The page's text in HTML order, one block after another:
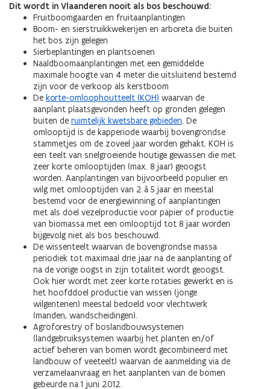
Dit wordt in Vlaanderen nooit als bos beschouwd:
Fruitboomgaarden en fruitaanplantingen
Boom- en sierstruikkwekerijen en arboreta die buiten
het bos zijn gelegen
Sierbeplantingen en plantsoenen
Naaldboomaanplantingen met een gemiddelde
maximale hoogte van 4 meter die uitsluitend bestemd
zijn voor de verkoop als kerstboom
De korte-omloophoutteelt (KOH) waarvan de
aanplant plaatsgevonden heeft op gronden gelegen
buiten de ruimtelijk kwetsbare gebieden. De
omlooptijd is de kapperiode waarbij bovengrondse
stammetjes om de zoveel jaar worden gehakt. KOH is
een teelt van snelgroeiende houtige gewassen die met
zeer korte omlooptijden (max. 8 jaar) geoogst
worden. Aanplantingen van bijvoorbeeld populier en
wilg met omlooptijden van 2 à 5 jaar en meestal
bestemd voor de energiewinning of aanplantingen
met als doel vezelproductie voor papier of productie
van biomassa met een omlooptijd tot 8 jaar worden
bijgevolg niet als bos beschouwd.
De wissenteelt waarvan de bovengrondse massa
periodiek tot maximaal drie jaar na de aanplanting of
na de vorige oogst in zijn totaliteit wordt geoogst.
Ook hier wordt met zeer korte rotaties gewerkt en is
het hoofddoel productie van wissen (jonge
wilgentenen) meestal bedoeld voor vlechtwerk
(manden, wandscheidingen).
Agroforestry of boslandbouwsystemen
(landgebruiksystemen waarbij het planten en/of
actief beheren van bomen wordt gecombineerd met
landbouw of veeteelt) waarvan de aanmelding via de
verzamelaanvraag en het aanplanten van de bomen
gebeurde na 1 juni 2012.